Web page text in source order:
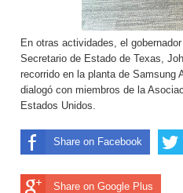
En otras actividades, el
Secretario de Estado de Texas,
recorrido en la planta de Samsung
dialogó con miembros de la
Estados Unidos.
Share on Facebook
Share on Google Plus